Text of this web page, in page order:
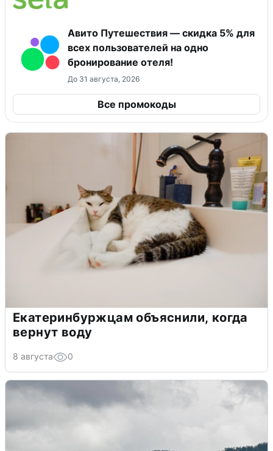
Авито Путешествия — скидка 5% для
всех пользователей на одно
бронирование отеля!
До 31 августа, 2026
Все промокоды
Екатеринбуржцам объяснили, когда
вернут воду
8 августа 0